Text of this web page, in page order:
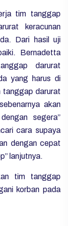
tim tanggap
keracunan
Dari hasil uji
Bernadetta
darurat
yang harus di
tanggap darurat
akan
segera”
cara supaya
dengan cepat
lanjutnya.
tim tanggap
korban pada